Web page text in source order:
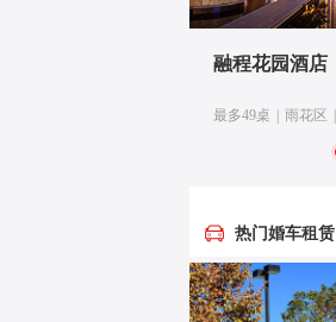
融程花园酒店
最多49桌 雨花区
热门婚车租赁